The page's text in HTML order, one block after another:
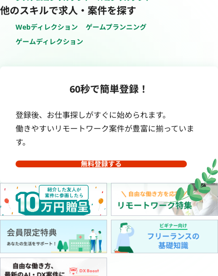
他のスキルで求人・案件を探す
Webディレクション
ゲームプランニング
ゲームディレクション
60秒で簡単登録！
登録後、お仕事探しがすぐに始められます。
働きやすいリモートワーク案件が豊富に揃っていま
す。
無料登録する